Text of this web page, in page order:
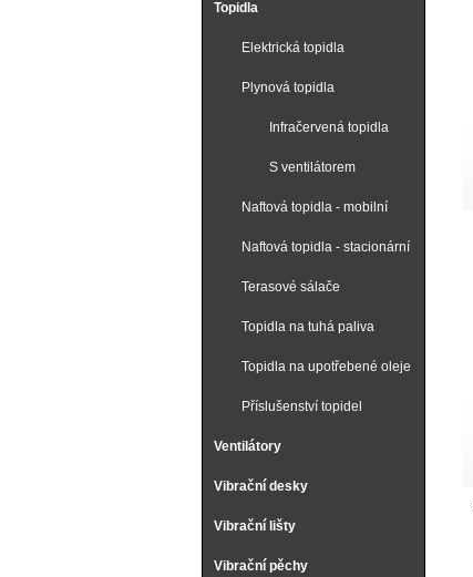
Topidla
Elektrická topidla
Plynová topidla
Infračervená topidla
S ventilátorem
Naftová topidla - mobilní
Naftová topidla - stacionární
Terasové sálače
Topidla na tuhá paliva
Topidla na upotřebené oleje
Příslušenství topidel
Ventilátory
Vibrační desky
Vibrační lišty
Vibrační pěchy